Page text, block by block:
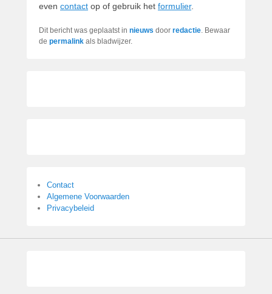
even contact op of gebruik het formulier.
Dit bericht was geplaatst in nieuws door redactie. Bewaar
de permalink als bladwijzer.
Contact
Algemene Voorwaarden
Privacybeleid